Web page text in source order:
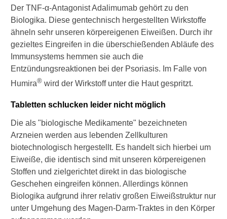
Der TNF-α-Antagonist Adalimumab gehört zu den
Biologika. Diese gentechnisch hergestellten Wirkstoffe
ähneln sehr unseren körpereigenen Eiweißen. Durch ihr
gezieltes Eingreifen in die überschießenden Abläufe des
Immunsystems hemmen sie auch die
Entzündungsreaktionen bei der Psoriasis. Im Falle von
Humira® wird der Wirkstoff unter die Haut gespritzt.
Tabletten schlucken leider nicht möglich
Die als "biologische Medikamente" bezeichneten
Arzneien werden aus lebenden Zellkulturen
biotechnologisch hergestellt. Es handelt sich hierbei um
Eiweiße, die identisch sind mit unseren körpereigenen
Stoffen und zielgerichtet direkt in das biologische
Geschehen eingreifen können. Allerdings können
Biologika aufgrund ihrer relativ großen Eiweißstruktur nur
unter Umgehung des Magen-Darm-Traktes in den Körper
u
r
B
e
h
a
n
l
n
e
i
n
e
M
o
r
b